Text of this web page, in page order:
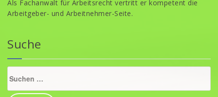
Als Fachanwalt für Arbeitsrecht vertritt er kompetent die
Arbeitgeber- und Arbeitnehmer-Seite.
Suche
nach: